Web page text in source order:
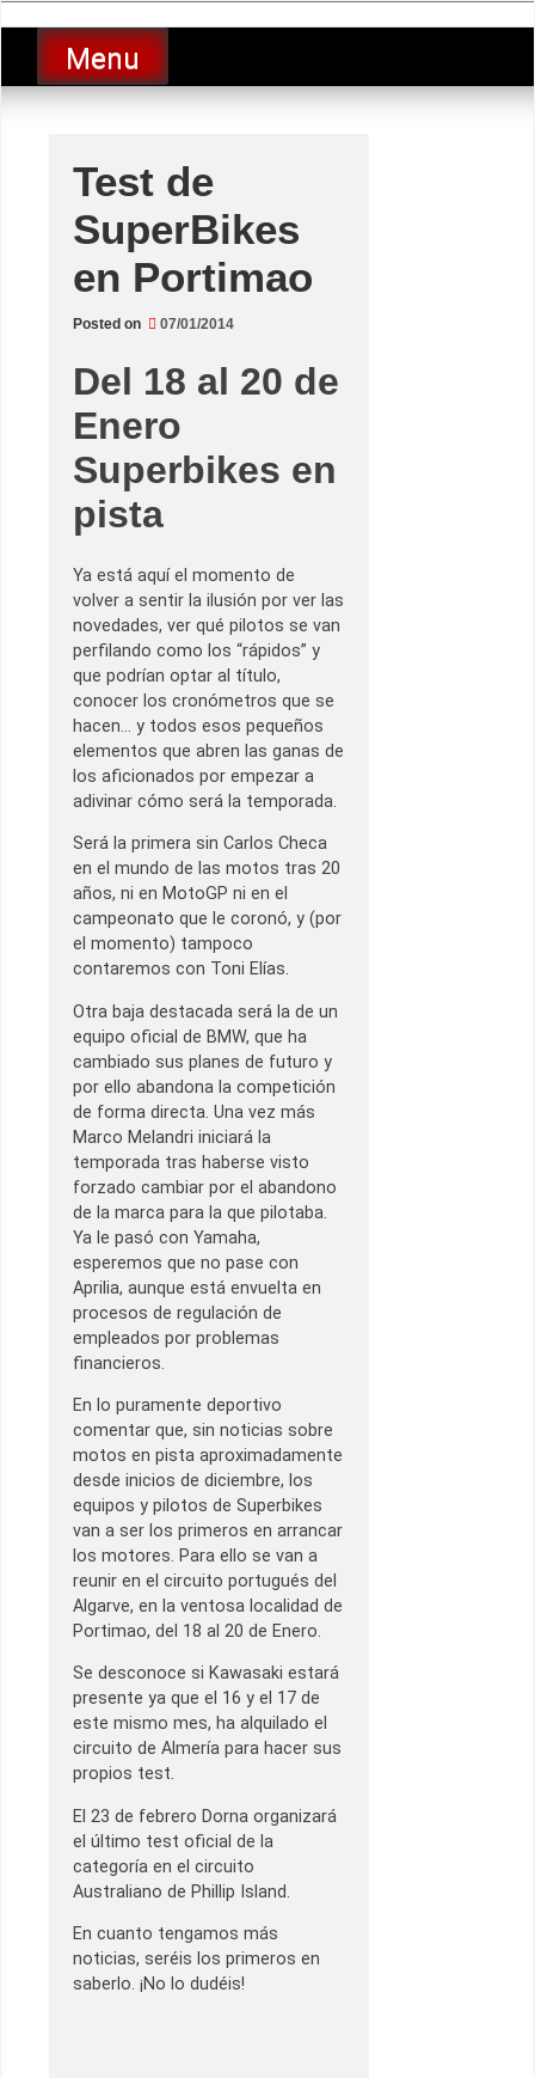
to
contentLucio Lopez GP
luciolopezgp
Menu
Test de
SuperBikes
en Portimao
Posted on 07/01/2014
Del 18 al 20 de
Enero
Superbikes en
pista
Ya está aquí el momento de
volver a sentir la ilusión por ver las
novedades, ver qué pilotos se van
perfilando como los “rápidos” y
que podrían optar al título,
conocer los cronómetros que se
hacen… y todos esos pequeños
elementos que abren las ganas de
los aficionados por empezar a
adivinar cómo será la temporada.
Será la primera sin Carlos Checa
en el mundo de las motos tras 20
años, ni en MotoGP ni en el
campeonato que le coronó, y (por
el momento) tampoco
contaremos con Toni Elías.
Otra baja destacada será la de un
equipo oficial de BMW, que ha
cambiado sus planes de futuro y
por ello abandona la competición
de forma directa. Una vez más
Marco Melandri iniciará la
temporada tras haberse visto
forzado cambiar por el abandono
de la marca para la que pilotaba.
Ya le pasó con Yamaha,
esperemos que no pase con
Aprilia, aunque está envuelta en
procesos de regulación de
empleados por problemas
financieros.
En lo puramente deportivo
comentar que, sin noticias sobre
motos en pista aproximadamente
desde inicios de diciembre, los
equipos y pilotos de Superbikes
van a ser los primeros en arrancar
los motores. Para ello se van a
reunir en el circuito portugués del
Algarve, en la ventosa localidad de
Portimao, del 18 al 20 de Enero.
Se desconoce si Kawasaki estará
presente ya que el 16 y el 17 de
este mismo mes, ha alquilado el
circuito de Almería para hacer sus
propios test.
El 23 de febrero Dorna organizará
el último test oficial de la
categoría en el circuito
Australiano de Phillip Island.
En cuanto tengamos más
noticias, seréis los primeros en
saberlo. ¡No lo dudéis!